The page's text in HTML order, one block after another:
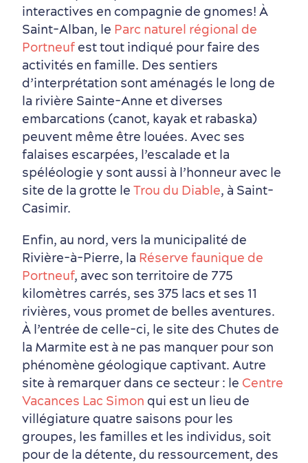
Première visite
Histoire vivante
au petit-déjeuner
Croisières internationales
interactives en compagnie de gnomes! À
Saint-Alban, le Parc naturel régional de
Portneufest tout indiqué pour faire des
activités en famille. Des sentiers
d’interprétation sont aménagés le long de
la rivière Sainte-Anne et diverses
embarcations (canot, kayak et rabaska)
peuvent même être louées. Avec ses
falaises escarpées, l’escalade et la
spéléologie y sont aussi à l’honneur avec le
site de la grotte le Trou du Diable, à Saint-
Casimir.
Enfin, au nord, vers la municipalité de
Rivière-à-Pierre, la Réserve faunique de
Portneuf, avec son territoire de 775
kilomètres carrés, ses 375 lacs et ses 11
rivières, vous promet de belles aventures.
À l’entrée de celle-ci, le site des Chutes de
la Marmite est à ne pas manquer pour son
phénomène géologique captivant. Autre
site à remarquer dans ce secteur : le Centre
Vacances Lac Simon qui est un lieu de
villégiature quatre saisons pour les
groupes, les familles et les individus, soit
pour de la détente, du ressourcement, des